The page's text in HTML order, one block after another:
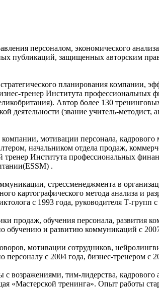
персоналом, экономического
публикаций, защищенных авторским
планирования компании,
тренер Института
Автор более 130
деятельности (звание учитель-
мотивации персонала,
начальником отдела продаж,
Института профессиональных
.
стрессменеджмента в
картографического метода анализа и
с 1993 года, руководителя Т-групп
продаж, обучения персонала, развития
обучению и развитию коммуникаций с
мотивации сотрудников,
с 2004 года, бизнес-тренером с
тим-лидерства, кадрового
«Мастерской тренинга». Опыт работы